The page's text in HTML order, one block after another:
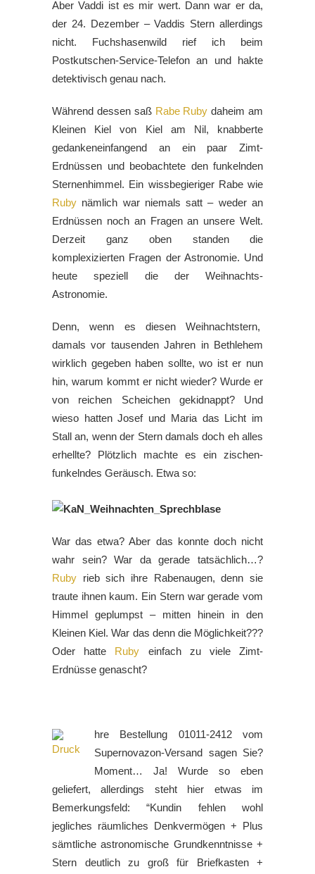
Aber Vaddi ist es mir wert. Dann war er da,
der 24. Dezember – Vaddis Stern allerdings
nicht. Fuchshasenwild rief ich beim
Postkutschen-Service-Telefon an und hakte
detektivisch genau nach.
Während dessen saß Rabe Ruby daheim am
Kleinen Kiel von Kiel am Nil, knabberte
gedankeneinfangend an ein paar Zimt-
Erdnüssen und beobachtete den funkelnden
Sternenhimmel. Ein wissbegieriger Rabe wie
Ruby nämlich war niemals satt – weder an
Erdnüssen noch an Fragen an unsere Welt.
Derzeit ganz oben standen die
komplexizierten Fragen der Astronomie. Und
heute speziell die der Weihnachts-
Astronomie.
Denn, wenn es diesen Weihnachtstern,
damals vor tausenden Jahren in Bethlehem
wirklich gegeben haben sollte, wo ist er nun
hin, warum kommt er nicht wieder? Wurde er
von reichen Scheichen gekidnappt? Und
wieso hatten Josef und Maria das Licht im
Stall an, wenn der Stern damals doch eh alles
erhellte? Plötzlich machte es ein zischen-
funkelndes Geräusch. Etwa so:
War das etwa? Aber das konnte doch nicht
wahr sein? War da gerade tatsächlich…?
Ruby rieb sich ihre Rabenaugen, denn sie
traute ihnen kaum. Ein Stern war gerade vom
Himmel geplumpst – mitten hinein in den
Kleinen Kiel. War das denn die Möglichkeit???
Oder hatte Ruby einfach zu viele Zimt-
Erdnüsse genascht?
hre Bestellung 01011-2412 vom
Supernovazon-Versand sagen Sie?
Moment… Ja! Wurde so eben
geliefert, allerdings steht hier etwas im
Bemerkungsfeld: “Kundin fehlen wohl
jegliches räumliches Denkvermögen + Plus
sämtliche astronomische Grundkenntnisse +
Stern deutlich zu groß für Briefkasten +